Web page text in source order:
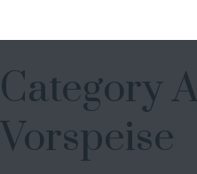
Category
Vorspeise